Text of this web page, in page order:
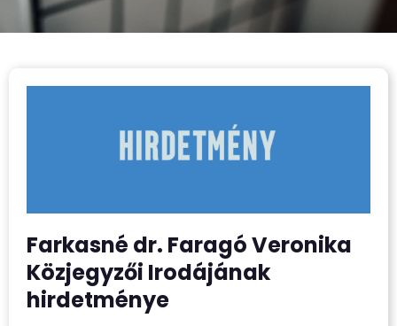
Farkasné dr. Faragó Veronika
Közjegyzői Irodájának
hirdetménye